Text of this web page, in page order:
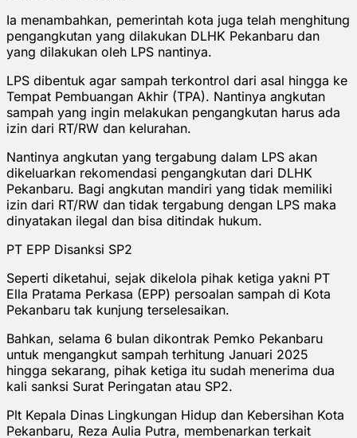
Ia menambahkan, pemerintah kota juga telah menghitung
pengangkutan yang dilakukan DLHK Pekanbaru dan
yang dilakukan oleh LPS nantinya.
LPS dibentuk agar sampah terkontrol dari asal hingga ke
Tempat Pembuangan Akhir (TPA). Nantinya angkutan
sampah yang ingin melakukan pengangkutan harus ada
izin dari RT/RW dan kelurahan.
Nantinya angkutan yang tergabung dalam LPS akan
dikeluarkan rekomendasi pengangkutan dari DLHK
Pekanbaru. Bagi angkutan mandiri yang tidak memiliki
izin dari RT/RW dan tidak tergabung dengan LPS maka
dinyatakan ilegal dan bisa ditindak hukum.
PT EPP Disanksi SP2
Seperti diketahui, sejak dikelola pihak ketiga yakni PT
Ella Pratama Perkasa (EPP) persoalan sampah di Kota
Pekanbaru tak kunjung terselesaikan.
Bahkan, selama 6 bulan dikontrak Pemko Pekanbaru
untuk mengangkut sampah terhitung Januari 2025
hingga sekarang, pihak ketiga itu sudah menerima dua
kali sanksi Surat Peringatan atau SP2.
Plt Kepala Dinas Lingkungan Hidup dan Kebersihan Kota
Pekanbaru, Reza Aulia Putra, membenarkan terkait